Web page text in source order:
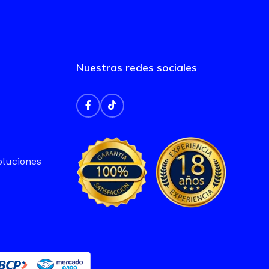
Nuestras redes sociales